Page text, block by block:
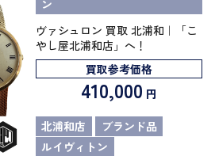
ン
ヴァシュロン 買取 北浦和｜「こ
やし屋北浦和店」へ！
買取参考価格
410,000 円
北浦和店
ブランド品
ルイヴィトン